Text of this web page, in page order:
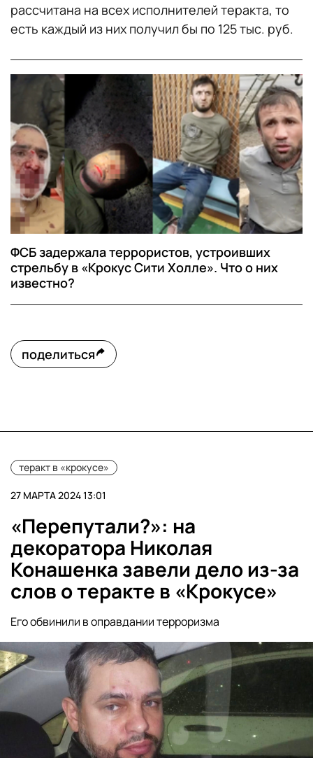
рассчитана на всех исполнителей теракта, то
есть каждый из них получил бы по 125 тыс. руб.
ФСБ задержала террористов, устроивших
стрельбу в «Крокус Сити Холле». Что о них
известно?
поделиться
теракт в «крокусе»
27 МАРТА 2024 13:01
«Перепутали?»: на
декоратора Николая
Конашенка завели дело из-за
слов о теракте в «Крокусе»
Его обвинили в оправдании терроризма